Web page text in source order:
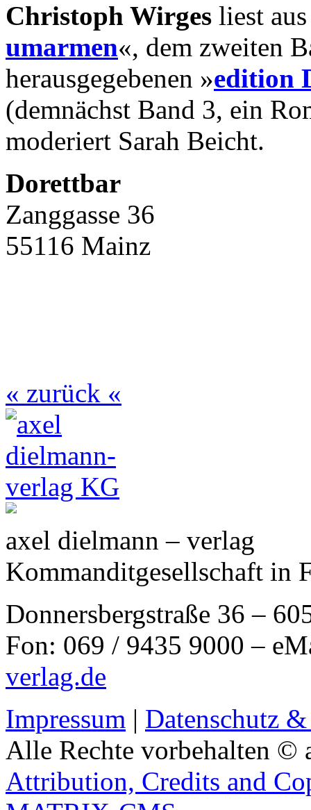
Christoph Wirges liest
umarmen«, dem zweiten
herausgegebenen »edition
(demnächst Band 3, ein
moderiert Sarah Beicht.
Dorettbar
Zanggasse 36
55116 Mainz
« zurück «
axel dielmann – verlag
Kommanditgesellschaft in
Donnersbergstraße 36 –
Fon: 069 / 9435 9000 –
verlag.de
Impressum | Datenschutz
Alle Rechte vorbehalten ©
Attribution, Credits and